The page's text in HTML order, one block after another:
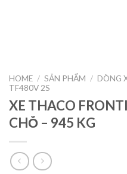
HOME / SẢN PHẨM / DÒNG
TF480V 2S
XE THACO
CHỖ – 945 KG